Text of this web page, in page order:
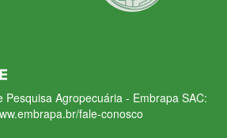
Pesquisa Agropecuária - Embrapa SAC:
fale-conosco